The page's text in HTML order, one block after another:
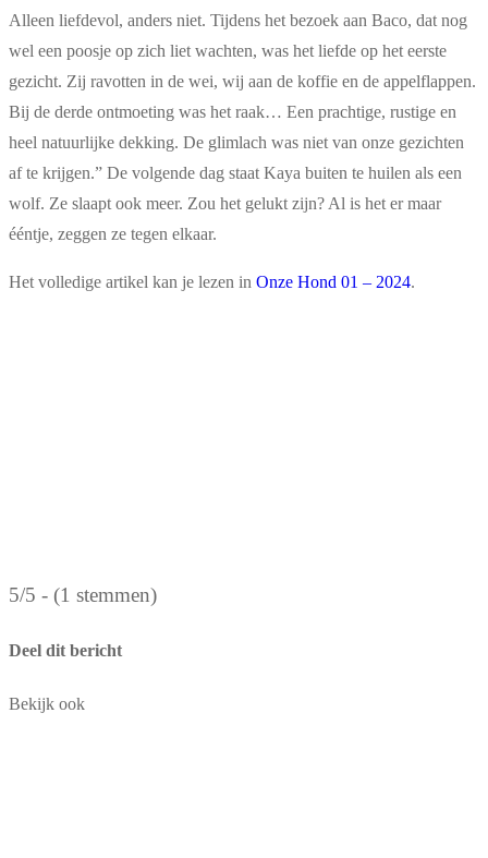
Alleen liefdevol, anders niet. Tijdens het bezoek aan Baco, dat nog
wel een poosje op zich liet wachten, was het liefde op het eerste
gezicht. Zij ravotten in de wei, wij aan de koffie en de appelflappen.
Bij de derde ontmoeting was het raak… Een prachtige, rustige en
heel natuurlijke dekking. De glimlach was niet van onze gezichten
af te krijgen.” De volgende dag staat Kaya buiten te huilen als een
wolf. Ze slaapt ook meer. Zou het gelukt zijn? Al is het er maar
ééntje, zeggen ze tegen elkaar.
Het volledige artikel kan je lezen in Onze Hond 01 – 2024.
5/5 - (1 stemmen)
Deel dit bericht
Bekijk ook